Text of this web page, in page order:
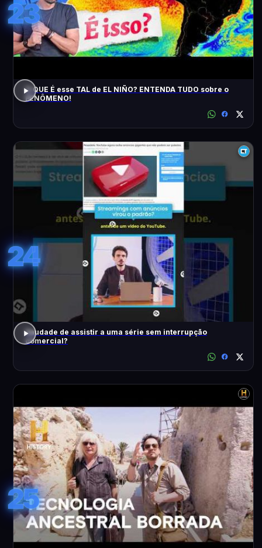
23
O QUE É esse TAL de EL NIÑO? ENTENDA TUDO sobre o
FENÔMENO!
24
Saudade de assistir a uma série sem interrupção
comercial?
25